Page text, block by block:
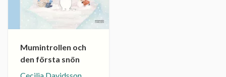
Mumintrollen och
den första snön